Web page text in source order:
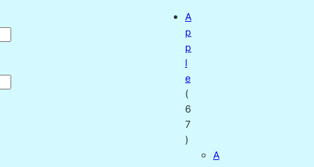
A
p
p
l
e
(
6
7
)
A